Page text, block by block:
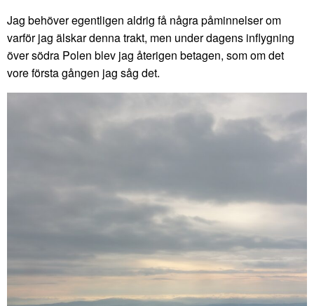
Jag behöver egentligen aldrig få några påminnelser om
varför jag älskar denna trakt, men under dagens inflygning
över södra Polen blev jag återigen betagen, som om det
vore första gången jag såg det.